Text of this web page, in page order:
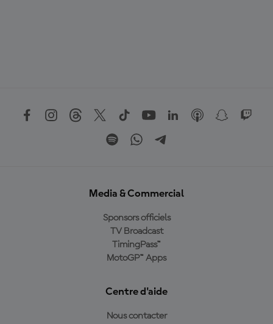
Media & Commercial
Sponsors officiels
TV Broadcast
TimingPass™
MotoGP™ Apps
Centre d'aide
Nous contacter